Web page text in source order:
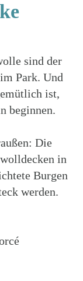
sind der
Park. Und
ist,
beginnen.
Die
in
Burgen
werden.